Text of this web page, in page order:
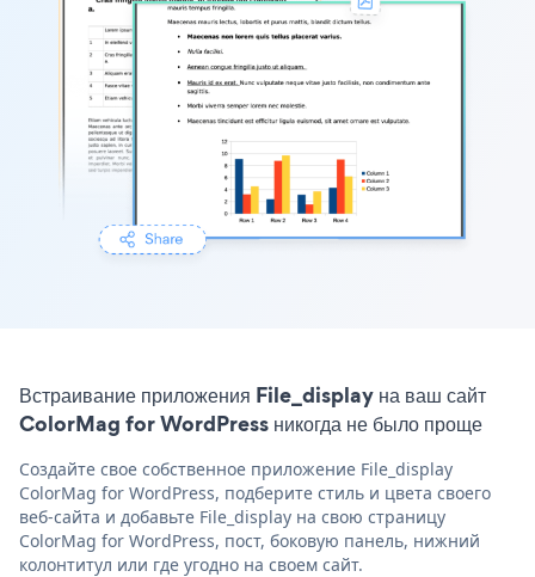
Встраивание приложения File_display на ваш сайт
ColorMag for WordPress никогда не было проще
Создайте свое собственное приложение File_display
ColorMag for WordPress, подберите стиль и цвета своего
веб-сайта и добавьте File_display на свою страницу
ColorMag for WordPress, пост, боковую панель, нижний
колонтитул или где угодно на своем сайт.